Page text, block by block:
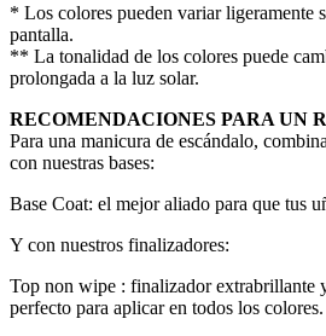
* Los colores pueden variar ligeramente
pantalla.
** La tonalidad de los colores puede
prolongada a la luz solar.
RECOMENDACIONES PARA UN
Para una manicura de escándalo,
con nuestras bases:
Base Coat: el mejor aliado para que tus
Y con nuestros finalizadores:
Top non wipe : finalizador extrabrillante
perfecto para aplicar en todos los colores.